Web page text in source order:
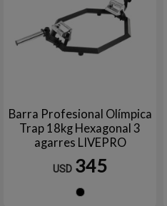
Barra Profesional Olímpica
Trap 18kg Hexagonal 3
agarres LIVEPRO
USD 345